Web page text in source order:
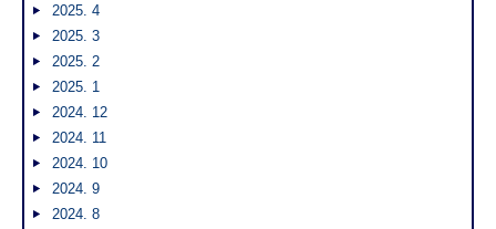
2025. 4
2025. 3
2025. 2
2025. 1
2024. 12
2024. 11
2024. 10
2024. 9
2024. 8